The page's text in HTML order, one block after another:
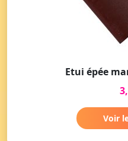
Etui épée
Voir